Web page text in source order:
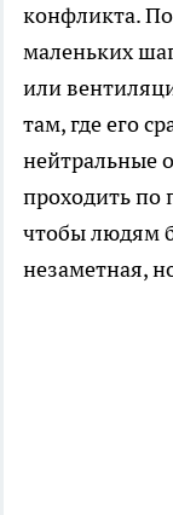
конфликта.
маленьких
или
там, где его
нейтральные
проходить по
чтобы людям
незаметная,